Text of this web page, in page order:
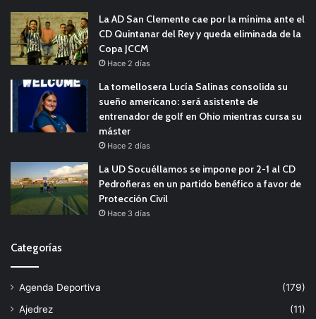
La AD San Clemente cae por la mínima ante el
CD Quintanar del Rey y queda eliminada de la
Copa JCCM
Hace 2 días
La tomellosera Lucía Salinas consolida su
sueño americano: será asistente de
entrenador de golf en Ohio mientras cursa su
máster
Hace 2 días
La UD Socuéllamos se impone por 2-1 al CD
Pedroñeras en un partido benéfico a favor de
Protección Civil
Hace 3 días
Categorías
Agenda Deportiva
(179)
Ajedrez
(11)